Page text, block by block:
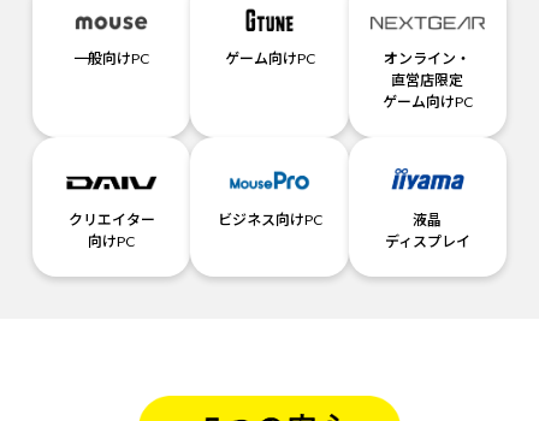
一般向けPC ゲーム向けPC
オンライン・
直営店限定
ゲーム向けPC
クリエイター
向けPC
ビジネス向けPC
液晶
ディスプレイ